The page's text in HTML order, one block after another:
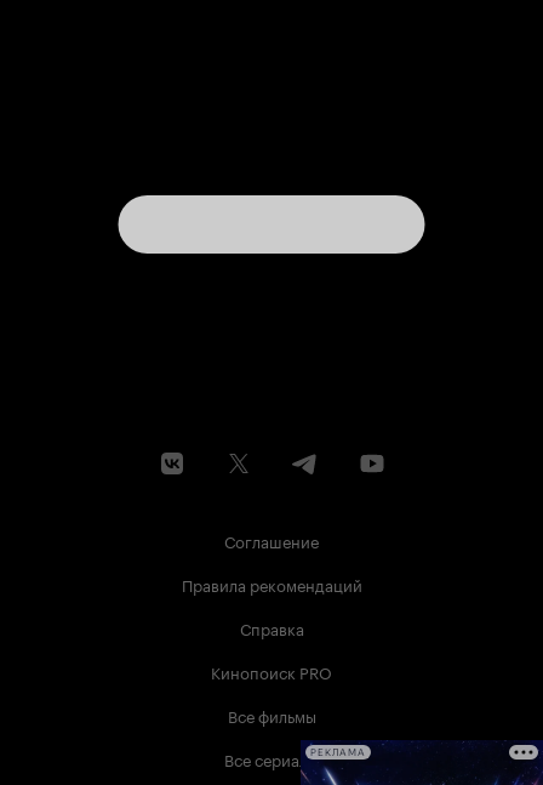
Соглашение
Правила рекомендаций
Справка
Кинопоиск PRO
Все фильмы
Все сериалыРЕКЛАМА